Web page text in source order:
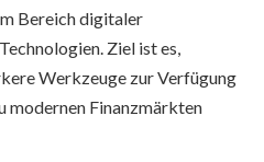
Bereich digitaler
Ziel ist es,
Werkzeuge zur Verfügung
modernen Finanzmärkten